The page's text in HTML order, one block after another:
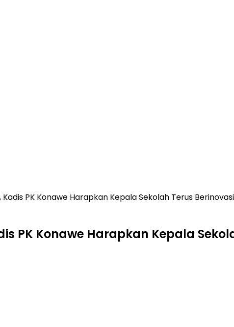
PK Konawe Harapkan Kepala Sekolah Terus Berinovasi
PK Konawe Harapkan Kepala